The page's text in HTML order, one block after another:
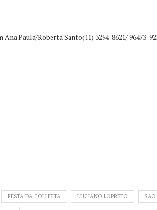
Paula/Roberta Santo(11) 3294-8621/ 96473-
FESTA DA COLHEITA LUCIANO LOPRETO SÃO